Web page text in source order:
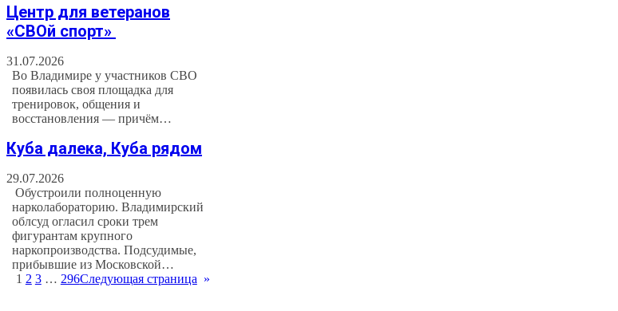
Центр для ветеранов
«СВОй спорт»
31.07.2026
Во Владимире у участников СВО
появилась своя площадка для
тренировок, общения и
восстановления — причём…
Куба далека, Куба рядом
29.07.2026
Обустроили полноценную
нарколабораторию. Владимирский
облсуд огласил сроки трем
фигурантам крупного
наркопроизводства. Подсудимые,
прибывшие из Московской…
1 2 3 … 296Следующая страница »